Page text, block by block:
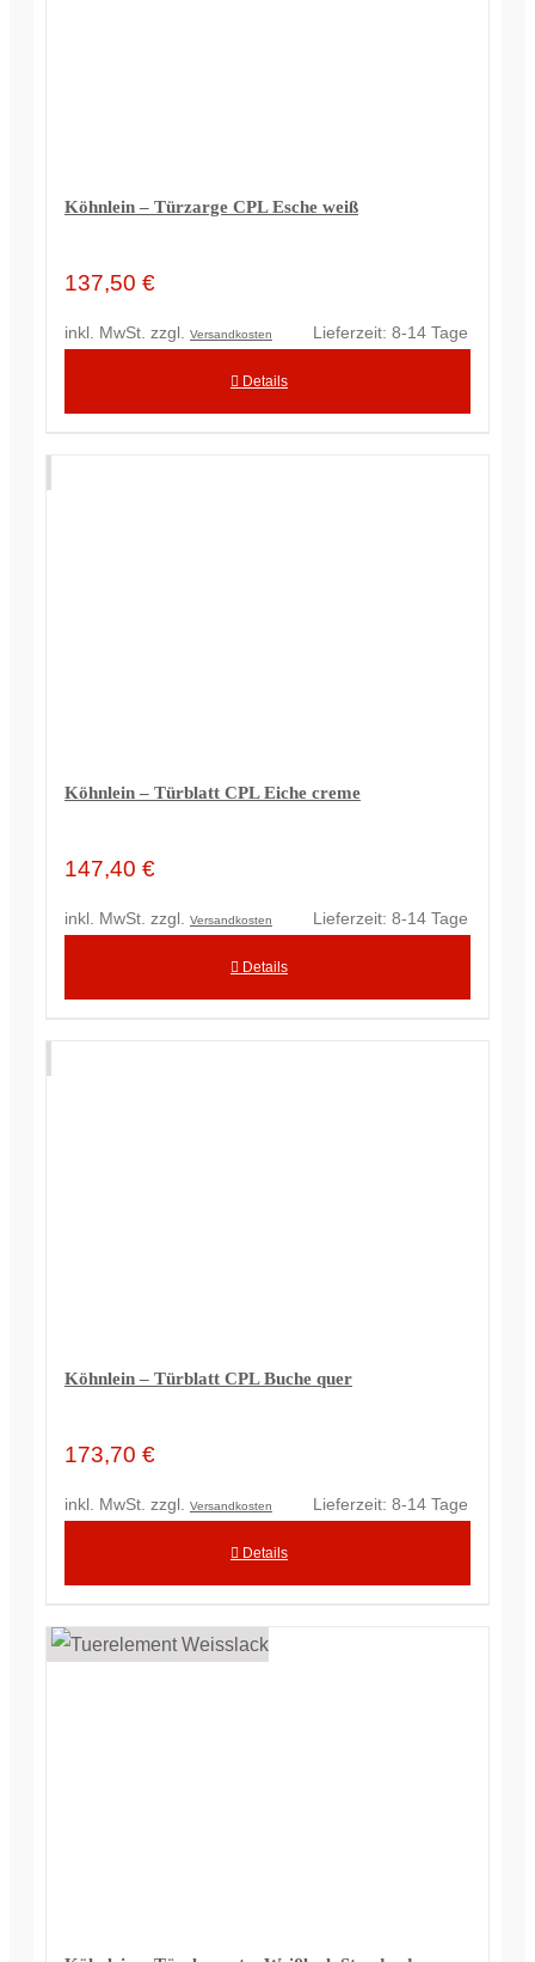
Köhnlein – Türzarge CPL Esche weiß
137,50 €
inkl. MwSt. zzgl. Versandkosten Lieferzeit: 8-14 Tage
Details
Köhnlein – Türblatt CPL Eiche creme
147,40 €
inkl. MwSt. zzgl. Versandkosten Lieferzeit: 8-14 Tage
Details
Köhnlein – Türblatt CPL Buche quer
173,70 €
inkl. MwSt. zzgl. Versandkosten Lieferzeit: 8-14 Tage
Details